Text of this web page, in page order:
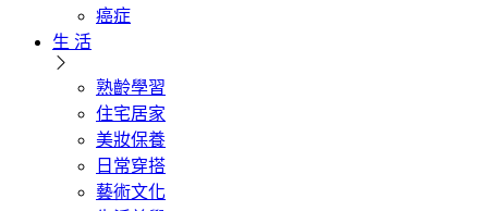
癌症
生 活
熟齡學習
住宅居家
美妝保養
日常穿搭
藝術文化